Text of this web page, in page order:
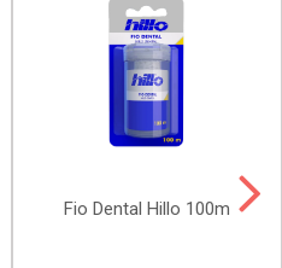
Fio Dental Hillo 100m